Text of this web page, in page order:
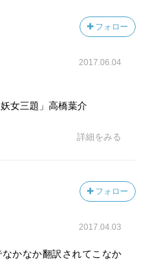
フォロー
2017.06.04
女三題」高橋葉介
詳細をみる
フォロー
2017.04.03
かなか翻訳されてこなか